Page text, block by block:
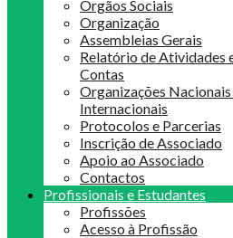
Orgãos Sociais
Organização
Assembleias Gerais
Relatório de Atividades
Contas
Organizações Nacionais
Internacionais
Protocolos e Parcerias
Inscrição de Associado
Apoio ao Associado
Contactos
Profissionais e Estudantes
Profissões
Acesso à Profissão